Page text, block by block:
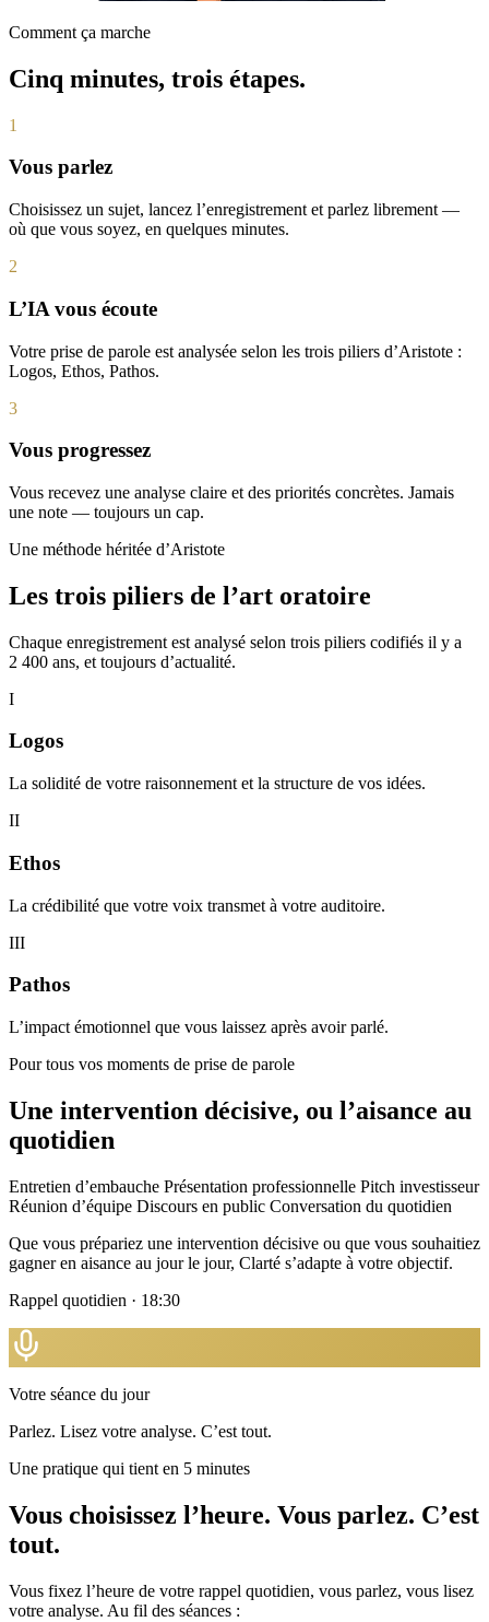
Comment ça marche
Cinq minutes, trois étapes.
1
Vous parlez
Choisissez un sujet, lancez l’enregistrement et parlez librement —
où que vous soyez, en quelques minutes.
2
L’IA vous écoute
Votre prise de parole est analysée selon les trois piliers d’Aristote :
Logos, Ethos, Pathos.
3
Vous progressez
Vous recevez une analyse claire et des priorités concrètes. Jamais
une note — toujours un cap.
Une méthode héritée d’Aristote
Les trois piliers de l’art oratoire
Chaque enregistrement est analysé selon trois piliers codifiés il y a
2 400 ans, et toujours d’actualité.
I
Logos
La solidité de votre raisonnement et la structure de vos idées.
II
Ethos
La crédibilité que votre voix transmet à votre auditoire.
III
Pathos
L’impact émotionnel que vous laissez après avoir parlé.
Pour tous vos moments de prise de parole
Une intervention décisive, ou l’aisance au
quotidien
Entretien d’embauche Présentation professionnelle Pitch investisseur
Réunion d’équipe Discours en public Conversation du quotidien
Que vous prépariez une intervention décisive ou que vous souhaitiez
gagner en aisance au jour le jour, Clarté s’adapte à votre objectif.
Rappel quotidien · 18:30
Votre séance du jour
Parlez. Lisez votre analyse. C’est tout.
Une pratique qui tient en 5 minutes
Vous choisissez l’heure. Vous parlez. C’est
tout.
Vous fixez l’heure de votre rappel quotidien, vous parlez, vous lisez
votre analyse. Au fil des séances :